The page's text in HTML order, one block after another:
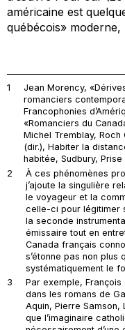
américaine est
québécois» moderne,
1
Jean Morency,
romanciers
Francophonies
«Romanciers du
Michel Tremblay,
(dir.),Habiter la
habitée, Sudbury,
2
À ces phénomènes
j’ajoute la singulière
le voyageur et la
celle-ci pour légitimer
la seconde
émissaire tout en
Canada français
s’étonne pas non
systématiquement le
3
Par exemple,
dans les romans de
Aquin, Pierre Samson,
que l’imaginaire